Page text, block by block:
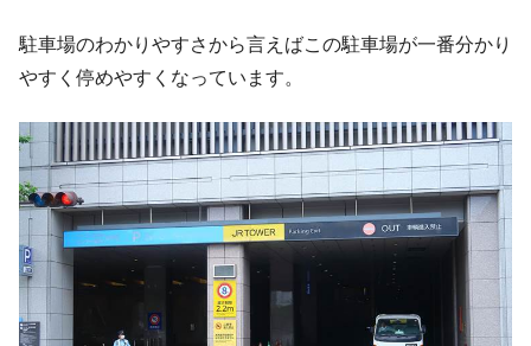
駐車場のわかりやすさから言えばこの駐車場が一番分かり
やすく停めやすくなっています。